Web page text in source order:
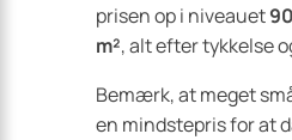
prisen op i niveauet
m², alt efter tykkelse
Bemærk, at meget
en mindstepris for at